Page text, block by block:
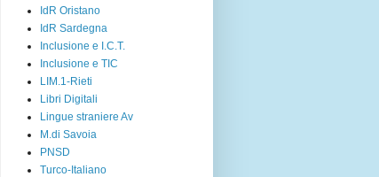
IdR Oristano
IdR Sardegna
Inclusione e I.C.T.
Inclusione e TIC
LIM.1-Rieti
Libri Digitali
Lingue straniere Av
M.di Savoia
PNSD
Turco-Italiano